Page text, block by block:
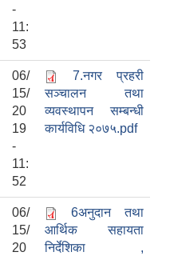
-
11:
53
06/
15/
20
19
-
11:
52
7.नगर प्रहरी
सञ्चालन तथा
व्यवस्थापन सम्बन्धी
कार्यविधि २०७५.pdf
06/
15/
20
6अनुदान तथा
आर्थिक सहायता
निर्देशिका ,